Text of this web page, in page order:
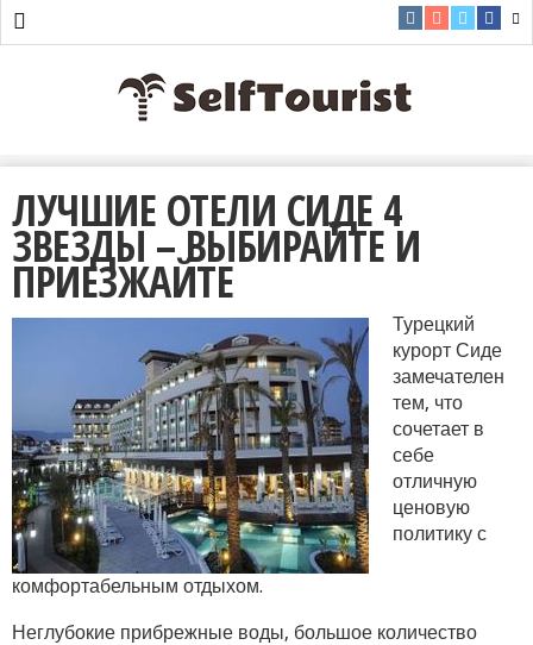
ЛУЧШИЕ ОТЕЛИ СИДЕ 4
ЗВЕЗДЫ – ВЫБИРАЙТЕ И
ПРИЕЗЖАЙТЕ
Турецкий
курорт Сиде
замечателен
тем, что
сочетает в
себе
отличную
ценовую
политику с
комфортабельным отдыхом.
Неглубокие прибрежные воды, большое количество